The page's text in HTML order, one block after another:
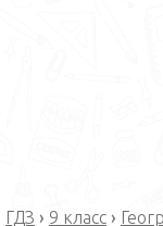
ГДЗ › 9 класс ›